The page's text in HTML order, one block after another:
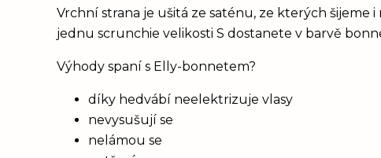
Vrchní strana je ušitá ze saténu, ze kterých šijeme
jednu scrunchie velikosti S dostanete v barvě
Výhody spaní s Elly-bonnetem?
díky hedvábí neelektrizuje vlasy
nevysušují se
nelámou se